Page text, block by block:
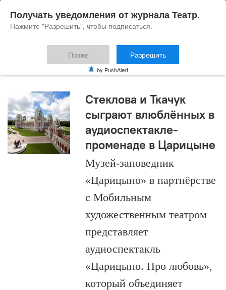
Вениамин Смехов
Стеклова и Ткачук
сыграют влюблённых в
аудиоспектакле-
променаде в Царицыне
Музей-заповедник
«Царицыно» в партнёрстве
с Мобильным
художественным театром
представляет
аудиоспектакль
«Царицыно. Про любовь»,
который объединяет
Получать уведомления от журнала Театр.
Нажмите "Разрешить", чтобы подписаться.
Позже Разрешить
by PushAlert